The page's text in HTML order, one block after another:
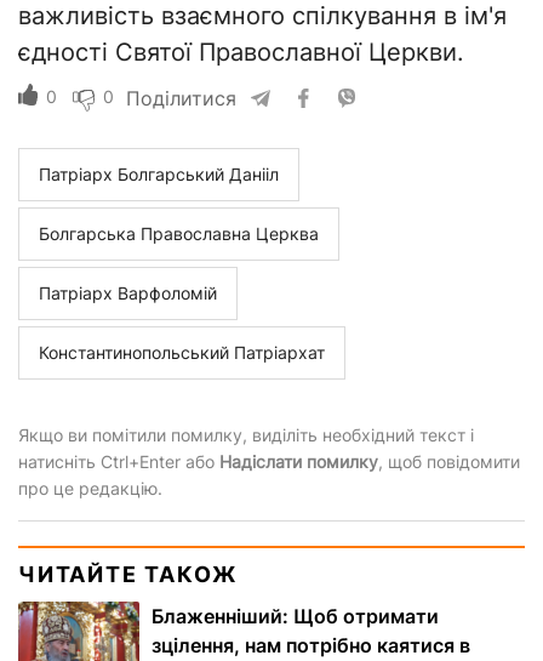
важливість взаємного спілкування в ім'я
єдності Святої Православної Церкви.
0 0 Поділитися
Патріарх Болгарський Данііл
Болгарська Православна Церква
Патріарх Варфоломій
Константинопольський Патріархат
Якщо ви помітили помилку, виділіть необхідний текст і
натисніть Ctrl+Enter або Надіслати помилку, щоб повідомити
про це редакцію.
ЧИТАЙТЕ ТАКОЖ
Блаженніший: Щоб отримати
зцілення, нам потрібно каятися в